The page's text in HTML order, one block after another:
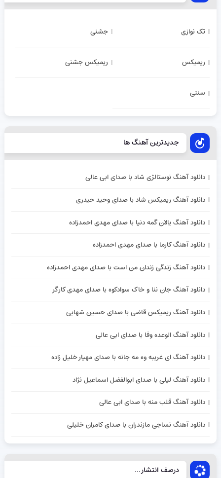
تک نوازی جشنی
ریمیکس ریمیکس جشنی
سنتی
جدیدترین آهنگ ها
دانلود آهنگ نوستالژی شاد با صدای ابی عالی
دانلود آهنگ ریمیکس شاد با صدای وحید حیدری
دانلود آهنگ یالان گمه دنیا با صدای مهدی احمدزاده
دانلود آهنگ کارما با صدای مهدی احمدزاده
دانلود آهنگ زندگی زندان من است با صدای مهدی احمدزاده
دانلود آهنگ جان ننا و خاک سوادکوه با صدای مهدی کارگر
دانلود آهنگ ریمیکس قاضی با صدای حسین شهابی
دانلود آهنگ الوعده وفا با صدای ابی عالی
دانلود آهنگ ای غریبه وه مه جانه با صدای مهیار خلیل زاده
دانلود آهنگ لیلی با صدای ابوالفضل اسماعیل نژاد
دانلود آهنگ قلب منه با صدای ابی عالی
دانلود آهنگ نساجی مازندران با صدای کامران خلیلی
درصف انتشار...